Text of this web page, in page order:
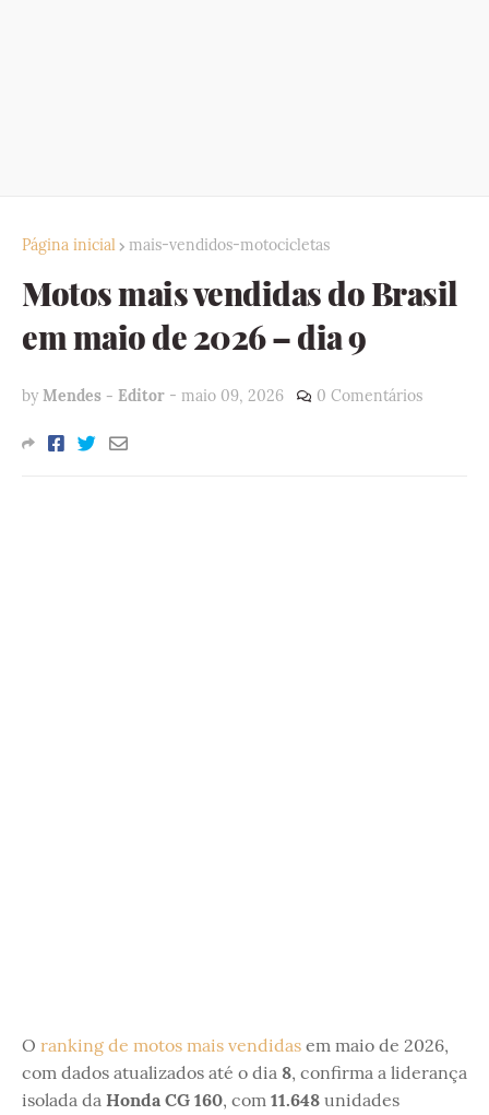
Página inicial mais-vendidos-motocicletas
Motos mais vendidas do Brasil
em maio de 2026 – dia 9
by Mendes - Editor - maio 09, 2026 0 Comentários
O ranking de motos mais vendidas em maio de 2026,
com dados atualizados até o dia 8, confirma a liderança
isolada da Honda CG 160, com 11.648 unidades